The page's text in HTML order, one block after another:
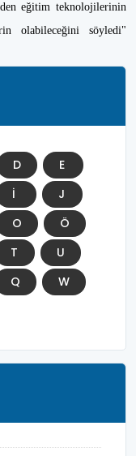
eğitim teknolojilerinin
olabileceğini söyledi"
D
E
İ
J
O
Ö
T
U
Q
W